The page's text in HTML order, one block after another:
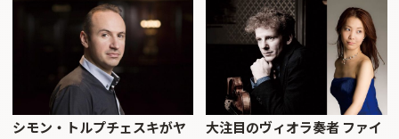
シモン・トルプチェスキがヤ
大注目のヴィオラ奏者 ファイ